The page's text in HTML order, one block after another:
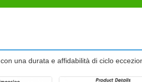
una durata e affidabilità di ciclo